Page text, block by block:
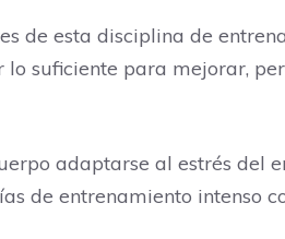
de esta disciplina de
suficiente para mejorar,
adaptarse al estrés del
de entrenamiento intenso